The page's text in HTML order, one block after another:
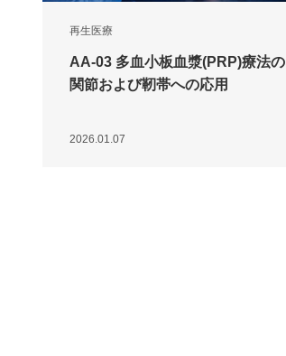
再生医療
AA-03 多血小板血漿(PRP)療法の
関節および靭帯への応用
2026.01.07